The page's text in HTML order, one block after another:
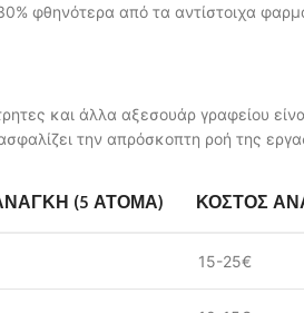
φθηνότερα από τα αντίστοιχα
και άλλα αξεσουάρ γραφείου
την απρόσκοπτη ροή της
(5 ΆΤΟΜΑ) ΚΌΣΤΟΣ
15-25€